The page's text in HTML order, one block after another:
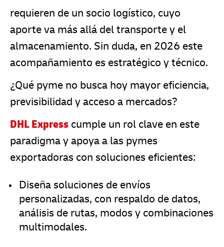
requieren de un socio logístico, cuyo
aporte va más allá del transporte y el
almacenamiento. Sin duda, en 2026 este
acompañamiento es estratégico y técnico.
¿Qué pyme no busca hoy mayor eficiencia,
previsibilidad y acceso a mercados?
DHL Express cumple un rol clave en este
paradigma y apoya a las pymes
exportadoras con soluciones eficientes:
Diseña soluciones de envíos
personalizadas, con respaldo de datos,
análisis de rutas, modos y combinaciones
multimodales.